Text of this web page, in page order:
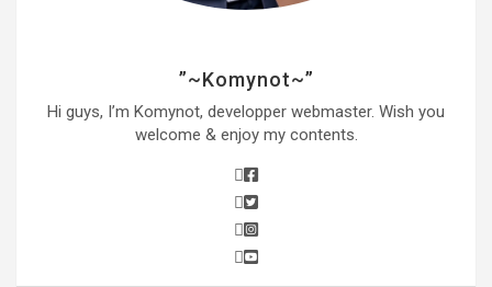
”~Komynot~”
Hi guys, I’m Komynot, developper webmaster. Wish you
welcome & enjoy my contents.